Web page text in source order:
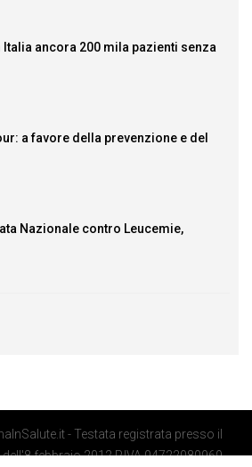
ancora 200 mila pazienti senza
a favore della prevenzione e del
Nazionale contro Leucemie,
- Testata registrata presso il
febbraio 2012 P.IVA 04722080969 -